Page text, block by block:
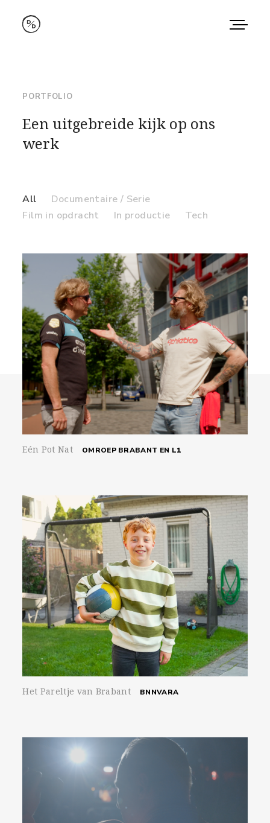
Work
Vimeo
PORTFOLIO
Een uitgebreide kijk op ons
werk
All
Documentaire / Serie
Film in opdracht
In productie Tech
Eén Pot Nat OMROEP BRABANT EN L1
Het Pareltje van Brabant BNNVARA